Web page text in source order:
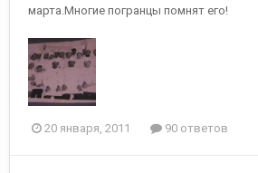
марта.Многие погранцы помнят его!
20 января, 2011 90 ответов